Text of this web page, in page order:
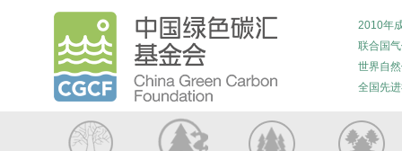
2010年
联合国
世界自
全国先